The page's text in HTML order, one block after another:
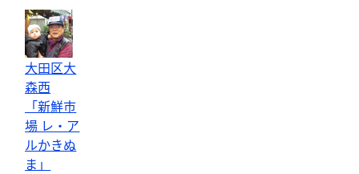
大田区大
森西
「新鮮市
場 レ・ア
ルかきぬ
ま」